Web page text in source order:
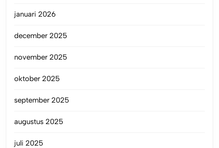
januari 2026
december 2025
november 2025
oktober 2025
september 2025
augustus 2025
juli 2025